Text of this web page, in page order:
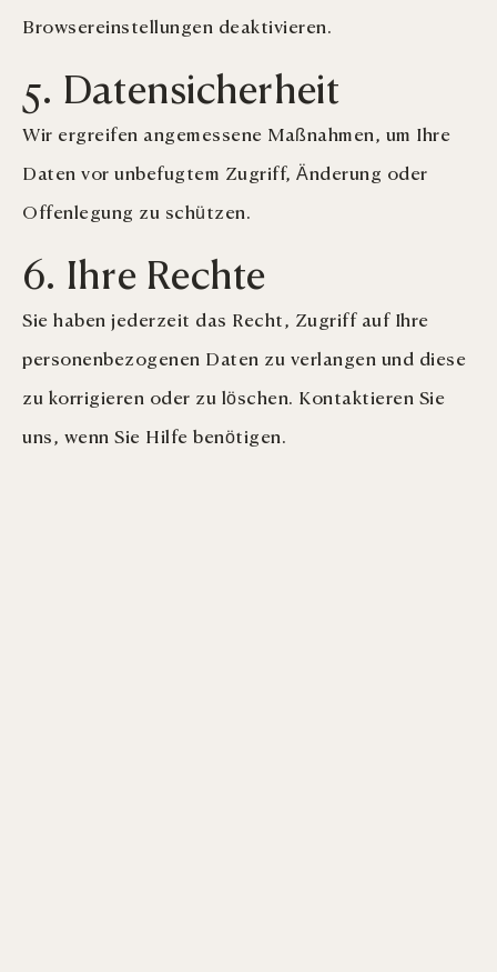
Browsereinstellungen deaktivieren.
5. Datensicherheit
Wir ergreifen angemessene Maßnahmen, um Ihre
Daten vor unbefugtem Zugriff, Änderung oder
Offenlegung zu schützen.
6. Ihre Rechte
Sie haben jederzeit das Recht, Zugriff auf Ihre
personenbezogenen Daten zu verlangen und diese
zu korrigieren oder zu löschen. Kontaktieren Sie
uns, wenn Sie Hilfe benötigen.